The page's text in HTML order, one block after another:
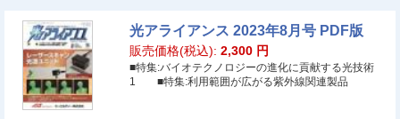
光アライアンス 2023年8月号 PDF版
販売価格(税込): 2,300 円
■特集:バイオテクノロジーの進化に貢献する光技術
1 ■特集:利用範囲が広がる紫外線関連製品